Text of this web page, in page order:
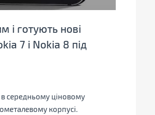
і готують нові
7 і Nokia 8 під
в середньому ціновому
корпусі.